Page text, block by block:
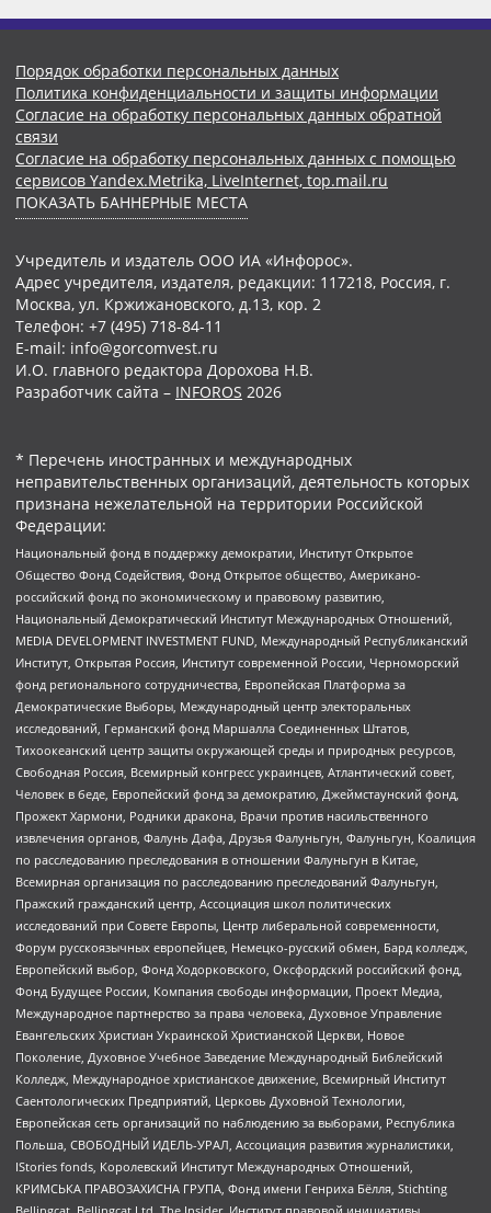
Порядок обработки персональных данных
Политика конфиденциальности и защиты информации
Согласие на обработку персональных данных обратной
связи
Согласие на обработку персональных данных с помощью
сервисов Yandex.Metrika, LiveInternet, top.mail.ru
ПОКАЗАТЬ БАННЕРНЫЕ МЕСТА
Учредитель и издатель ООО ИА «Инфорос».
Адрес учредителя, издателя, редакции: 117218, Россия, г.
Москва, ул. Кржижановского, д.13, кор. 2
Телефон: +7 (495) 718-84-11
E-mail: info@gorcomvest.ru
И.О. главного редактора Дорохова Н.В.
Разработчик сайта – INFOROS 2026
* Перечень иностранных и международных
неправительственных организаций, деятельность которых
признана нежелательной на территории Российской
Федерации:
Национальный фонд в поддержку демократии, Институт Открытое
Общество Фонд Содействия, Фонд Открытое общество, Американо-
российский фонд по экономическому и правовому развитию,
Национальный Демократический Институт Международных Отношений,
MEDIA DEVELOPMENT INVESTMENT FUND, Международный Республиканский
Институт, Открытая Россия, Институт современной России, Черноморский
фонд регионального сотрудничества, Европейская Платформа за
Демократические Выборы, Международный центр электоральных
исследований, Германский фонд Маршалла Соединенных Штатов,
Тихоокеанский центр защиты окружающей среды и природных ресурсов,
Свободная Россия, Всемирный конгресс украинцев, Атлантический совет,
Человек в беде, Европейский фонд за демократию, Джеймстаунский фонд,
Прожект Хармони, Родники дракона, Врачи против насильственного
извлечения органов, Фалунь Дафа, Друзья Фалуньгун, Фалуньгун, Коалиция
по расследованию преследования в отношении Фалуньгун в Китае,
Всемирная организация по расследованию преследований Фалуньгун,
Пражский гражданский центр, Ассоциация школ политических
исследований при Совете Европы, Центр либеральной современности,
Форум русскоязычных европейцев, Немецко-русский обмен, Бард колледж,
Европейский выбор, Фонд Ходорковского, Оксфордский российский фонд,
Фонд Будущее России, Компания свободы информации, Проект Медиа,
Международное партнерство за права человека, Духовное Управление
Евангельских Христиан Украинской Христианской Церкви, Новое
Поколение, Духовное Учебное Заведение Международный Библейский
Колледж, Международное христианское движение, Всемирный Институт
Саентологических Предприятий, Церковь Духовной Технологии,
Европейская сеть организаций по наблюдению за выборами, Республика
Польша, СВОБОДНЫЙ ИДЕЛЬ-УРАЛ, Ассоциация развития журналистики,
IStories fonds, Королевский Институт Международных Отношений,
КРИМСЬКА ПРАВОЗАХИСНА ГРУПА, Фонд имени Генриха Бёлля, Stichting